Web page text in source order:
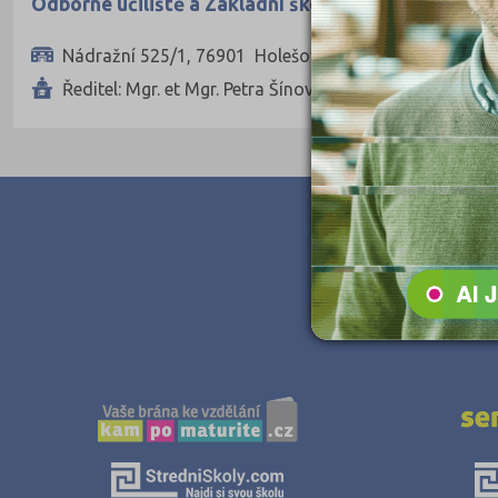
Zpracování dřeva, nábytku
Polygrafie, grafika a foto, knihy
Stavebnictví, geodézie
Hotelnictví, turismus, gastronomie
Přírodovědné a potravinářské obory
Ekologie a ochrana ŽP
Nádražní 525/1, 76901 Holešov
Ředitel: Mgr. et Mgr. Petra Šínová, DiS.